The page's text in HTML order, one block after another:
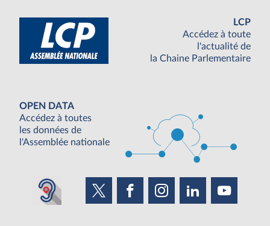
LCP
Accédez à toute
l'actualité de
la Chaine Parlementaire
OPEN DATA
Accédez à toutes
les données de
l'Assemblée nationale